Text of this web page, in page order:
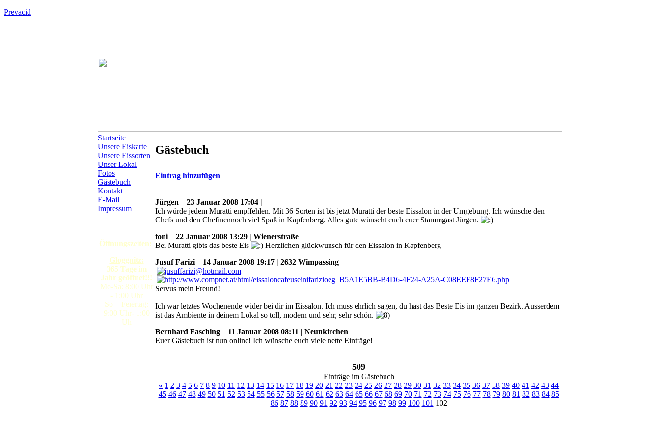
Prevacid
Startseite
Unsere Eiskarte
Unsere Eissorten
Unser Lokal
Fotos
Gästebuch
Kontakt
E-Mail
Impressum
Öffnungszeiten:
Gloggnitz:
365 Tage im
Jahr geöffnet!!!
Mo-Sa: 8:00 Uhr
- 1:00 Uhr
So + Feiertag:
9:00 Uhr- 1:00
Uh
Gästebuch
Eintrag hinzufügen
Jürgen
23 Januar 2008 17:04 |
Ich würde jedem Muratti empffehlen. Mit 36 Sorten ist bis jetzt Muratti der beste Eissalon in der Umgebung. Ich wünsche den
Chefs und den Chefinennoch viel Spaß in Kapfenberg. Alles gute wünscht euch euer Stammgast Jürgen.
toni
22 Januar 2008 13:29 | Wienerstraße
Bei Muratti gibts das beste Eis
Herzlichen glückwunsch für den Eissalon in Kapfenberg
Jusuf Farizi
14 Januar 2008 19:17 | 2632 Wimpassing
Servus mein Freund!
Ich war letztes Wochenende wider bei dir im Eissalon. Ich muss ehrlich sagen, du hast das Beste Eis im ganzen Bezirk. Ausserdem
ist das Ambiente in deinem Lokal so toll, modern und sehr, sehr schön.
Bernhard Fasching
11 Januar 2008 08:11 | Neunkirchen
Euer Gästebuch ist nun online! Ich wünsche euch viele nette Einträge!
509
Einträge im Gästebuch
« 1 2 3 4 5 6 7 8 9 10 11 12 13 14 15 16 17 18 19 20 21 22 23 24 25 26 27 28 29 30 31 32 33 34 35 36 37 38 39 40 41 42 43 44
45 46 47 48 49 50 51 52 53 54 55 56 57 58 59 60 61 62 63 64 65 66 67 68 69 70 71 72 73 74 75 76 77 78 79 80 81 82 83 84 85
86 87 88 89 90 91 92 93 94 95 96 97 98 99 100 101 102